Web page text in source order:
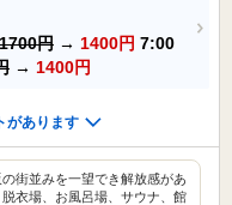
1700円 → 1400円 7:00
→ 1400円
があります
街並みを一望でき解放感があ
衣場、お風呂場、サウナ、館